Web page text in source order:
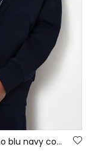
Giacca in spugna bambino blu navy con cappuccio